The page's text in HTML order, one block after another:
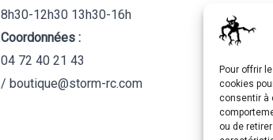
Pour offrir
cookies
consentir à
ou de
8h30-12h30 13h30-16h
Coordonnées :
04 72 40 21 43
/ boutique@storm-rc.com